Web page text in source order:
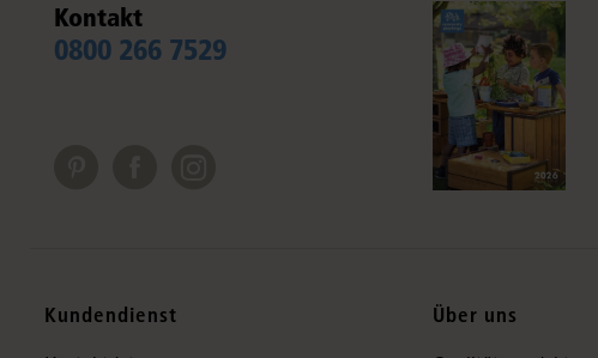
Kontakt
0800 266 7529
Kundendienst Über uns